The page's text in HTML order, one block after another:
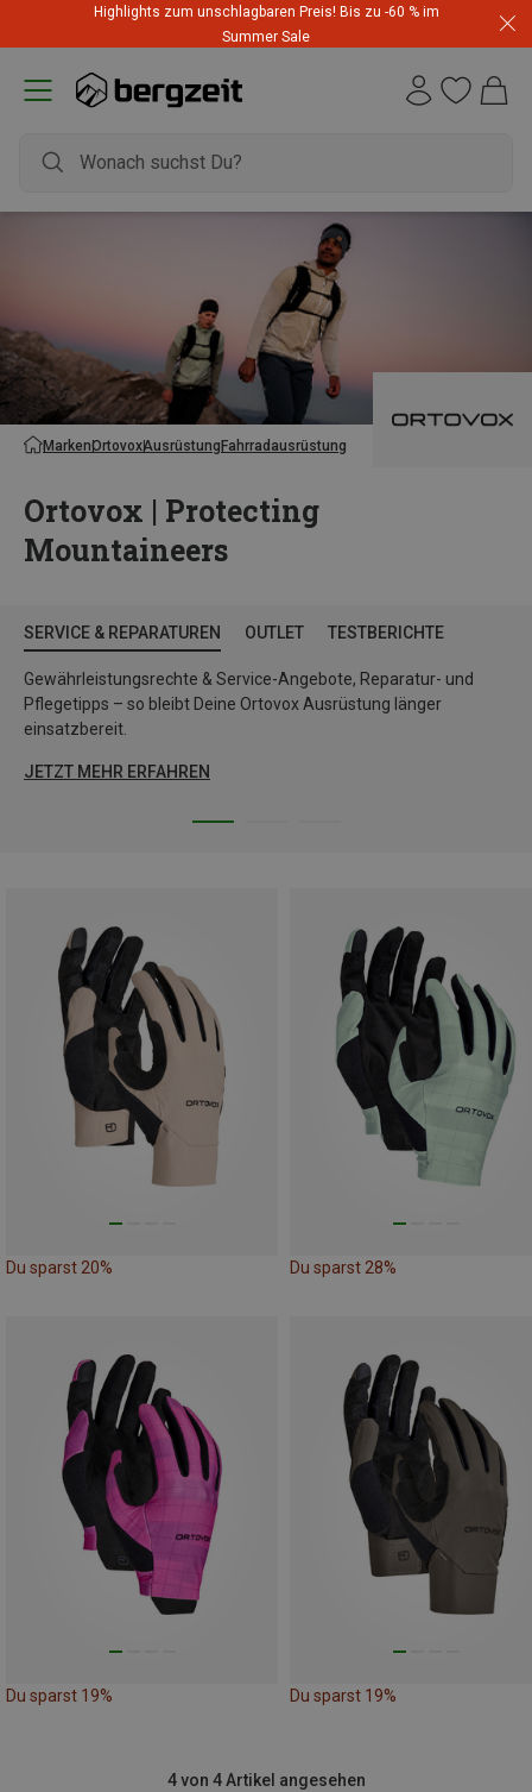
Highlights zum unschlagbaren Preis! Bis zu -60 % im
Summer Sale
MarkenOrtovoxAusrüstungFahrradausrüstung
Ortovox | Protecting
Mountaineers
SERVICE & REPARATUREN OUTLET TESTBERICHTE
Gewährleistungsrechte & Service-Angebote, Reparatur- und
Pflegetipps – so bleibt Deine Ortovox Ausrüstung länger
einsatzbereit.
JETZT MEHR ERFAHREN
Du sparst 20% Du sparst 28%
Du sparst 19% Du sparst 19%
4 von 4 Artikel angesehen